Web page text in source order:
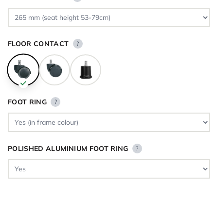
FLOOR CONTACT ?
FOOT RING ?
POLISHED ALUMINIUM FOOT RING ?